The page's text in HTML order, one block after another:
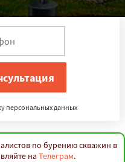
персональных данных
по бурению скважин в
на Телеграм.